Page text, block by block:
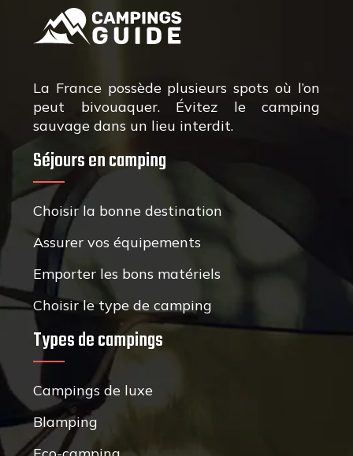
La France possède plusieurs spots où l’on
peut bivouaquer. Évitez le camping
sauvage dans un lieu interdit.
Séjours en camping
Choisir la bonne destination
Assurer vos équipements
Emporter les bons matériels
Choisir le type de camping
Types de campings
Campings de luxe
Blamping